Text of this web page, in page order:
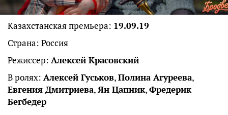
Казахстанская премьера: 19.09.19
Страна: Россия
Режиссер: Алексей Красовский
В ролях: Алексей Гуськов,Полина Агуреева,
Евгения Дмитриева,Ян Цапник,Фредерик
Бегбедер